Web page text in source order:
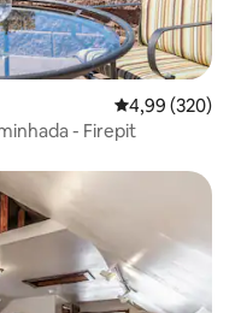
4,99 de uma
4,99 (320)
- Firepit